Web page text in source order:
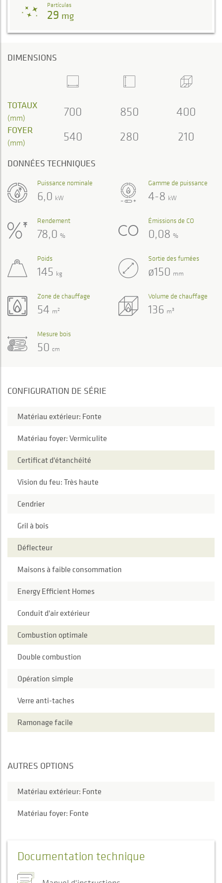
Partículas
29 mg
DIMENSIONS
TOTAUX
(mm) 700 850 400
FOYER
(mm) 540 280 210
DONNÉES TECHNIQUES
Gamme de puissance
4-8 kW
Puissance nominale
6,0 kW
Rendement
78,0 %
Émissions de CO
0,08 %
Volume de chauffage
136 m3
Zone de chauffage
54 m2
Poids
145 kg
Sortie des fumées
ø150 mm
Mesure bois
50 cm
CONFIGURATION DE SÉRIE
Matériau extérieur: Fonte
Matériau foyer: Vermiculite
Certificat d'étanchéité
Vision du feu: Très haute
Cendrier
Gril à bois
Déflecteur
Maisons à faible consommation
Energy Efficient Homes
Conduit d'air extérieur
Combustion optimale
Double combustion
Opération simple
Verre anti-taches
Ramonage facile
AUTRES OPTIONS
Matériau extérieur: Fonte
Matériau foyer: Fonte
Documentation technique